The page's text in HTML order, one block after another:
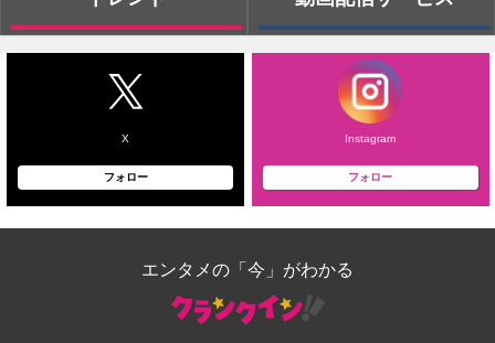
X
フォロー
Instagram
フォロー
エンタメの「今」がわかる